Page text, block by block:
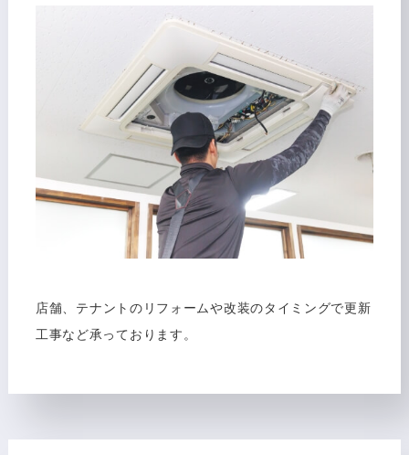
店舗、テナントのリフォームや改装のタイミングで更新
工事など承っております。